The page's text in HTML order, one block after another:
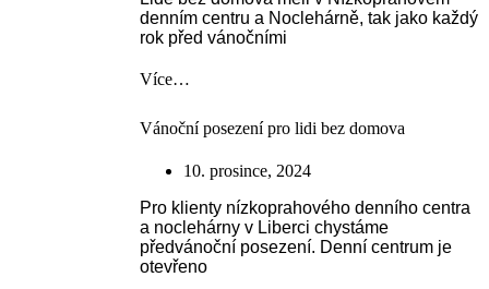
denním centru a Noclehárně, tak jako každý
rok před vánočními
Více…
Vánoční posezení pro lidi bez domova
10. prosince, 2024
Pro klienty nízkoprahového denního centra
a noclehárny v Liberci chystáme
předvánoční posezení. Denní centrum je
otevřeno